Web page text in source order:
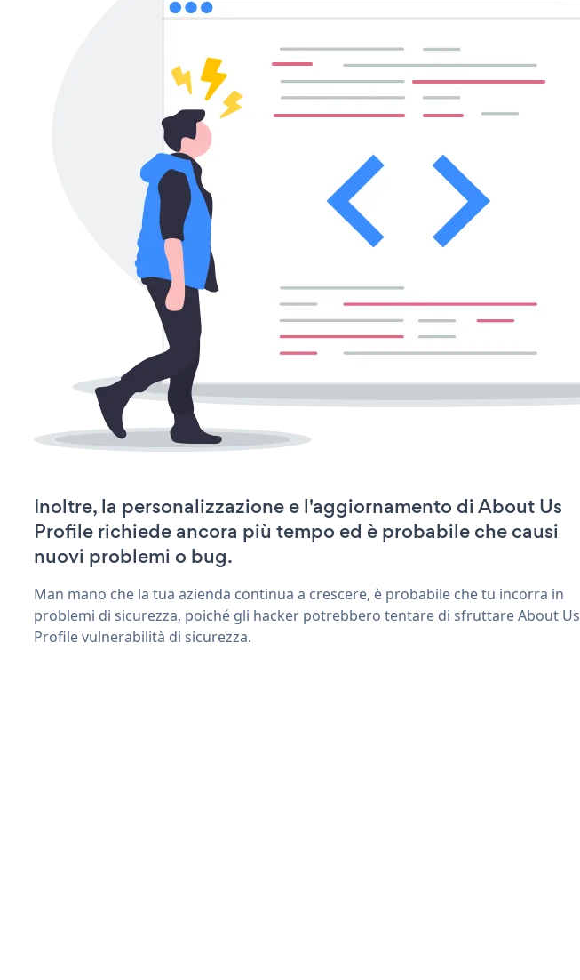
Inoltre, la personalizzazione e l'aggiornamento di About Us
Profile richiede ancora più tempo ed è probabile che causi
nuovi problemi o bug.
Man mano che la tua azienda continua a crescere, è probabile che tu incorra in
problemi di sicurezza, poiché gli hacker potrebbero tentare di sfruttare About Us
Profile vulnerabilità di sicurezza.